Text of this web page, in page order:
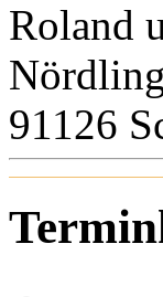
Roland
91126